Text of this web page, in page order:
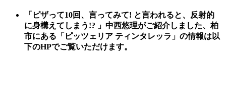
「ピザって10回、言ってみて! と言われると、反射的
に身構えてしまう!? 」中西悠理がご紹介しました、柏
市にある「ピッツェリア ティンタレッラ 」 の情報は以
下のHPでご覧いただけます。